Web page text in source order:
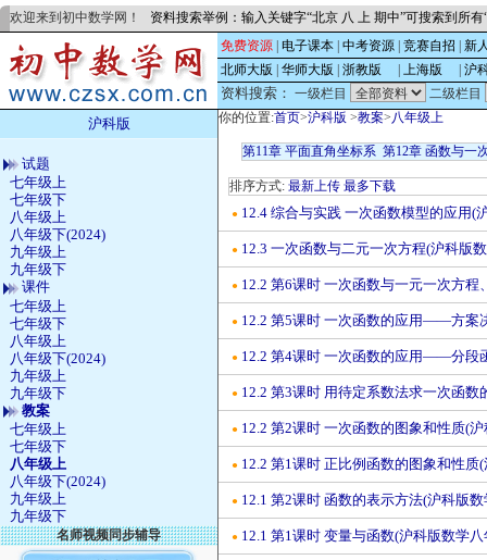
欢迎来到初中数学网！ 资料搜索举例：输入关键字“北京 八 上 期中”可搜索到所
免费资源 电子课本 中考资源 竞赛自招
新
北师大版
华师大版 浙教版 上海版 沪
资料搜索： 一级栏目 二级栏目
沪科版
试题
七年级上
七年级下
八年级上
八年级下(2024)
九年级上
九年级下
课件
七年级上
七年级下
八年级上
八年级下(2024)
九年级上
九年级下
教案
七年级上
七年级下
八年级上
八年级下(2024)
九年级上
九年级下
名师视频同步辅导
你的位置:首页>沪科版 >教案>八年级上
第11章 平面直角坐标系 第12章 函数与一
排序方式: 最新上传 最多下载
● 12.4 综合与实践 一次函数模型的应用(
● 12.3 一次函数与二元一次方程(沪科版
● 12.2 第6课时 一次函数与一元一次方
● 12.2 第5课时 一次函数的应用——方案
● 12.2 第4课时 一次函数的应用——分段
● 12.2 第3课时 用待定系数法求一次函
● 12.2 第2课时 一次函数的图象和性质(
● 12.2 第1课时 正比例函数的图象和性
● 12.1 第2课时 函数的表示方法(沪科版
● 12.1 第1课时 变量与函数(沪科版数学